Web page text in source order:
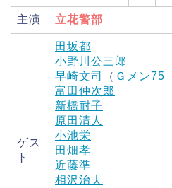
主演 立花警部
ゲス
ト
田坂都
小野川公三郎
早崎文司
（ Ｇメン75
富田仲次郎
新橋耐子
原田清人
小池栄
田畑孝
近藤準
相沢治夫